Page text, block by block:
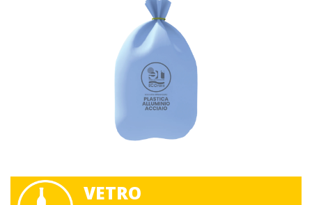
VETRO